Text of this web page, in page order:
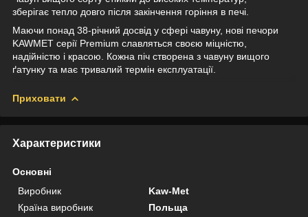
зберігає тепло довго після закінчення горіння в печі.
Маючи понад 38-річний досвід у сфері чавуну, нові печори
KAWMET серії Premium славляться своєю міцністю,
надійністю і красою. Кожна піч створена з чавуну вищого
ґатунку та має тривалий термін експлуатації.
Приховати
Характеристики
Основні
Виробник
Kaw-Met
Країна виробник
Польща